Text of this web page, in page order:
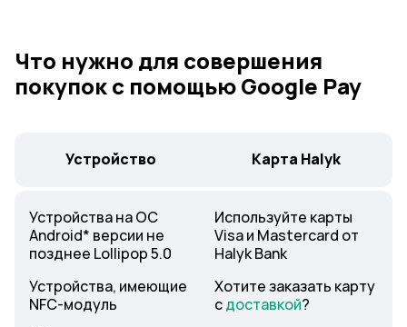
Что нужно для совершения
покупок с помощью Google Pay
Устройство Карта Halyk
Устройства на ОС
Android* версии не
позднее Lollipop 5.0
Устройства, имеющие
NFC-модуль
Используйте карты
Visa и Mastercard от
Halyk Bank
Хотите заказать карту
сдоставкой?